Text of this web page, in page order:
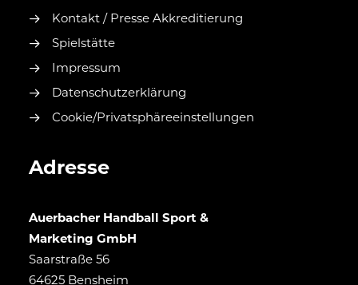
Kontakt / Presse Akkreditierung
Spielstätte
Impressum
Datenschutzerklärung
Cookie/Privatsphäreeinstellungen
Adresse
Auerbacher Handball Sport &
Marketing GmbH
Saarstraße 56
64625 Bensheim